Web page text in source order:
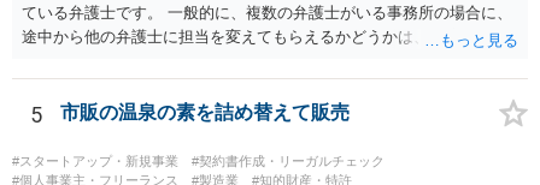
ている弁護士です。 一般的に、複数の弁護士がいる事務所の場合に、
途中から他の弁護士に担当を変えてもらえるかどうかは、当該事務所
が不満を抱いている弁護士を担当にすることは望ましくないため、別
の弁護士に変更するのが通常でしょう。それでも、担当弁護士を変え
てくれない場合は、他の弁護士の担当案件が一般で担当を変えられな
いなどの事情があるかと思います。 担当弁護士が変わらず、仕事内容
も改善されない場合には、決済権限を持つ上司に相談し、顧問契約自
5 市販の温泉の素を詰め替えて販売
#スタートアップ・新規事業
#契約書作成・リーガルチェック
#個人事業主・フリーランス
#製造業 #知的財産・特許